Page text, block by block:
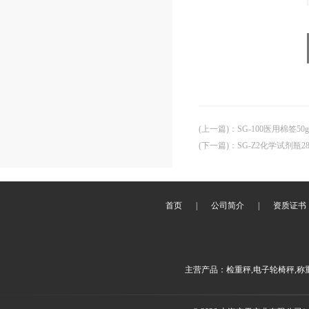
(上一篇) ： SG-100医用棉签
(下一篇) ： SG-Z2化学试剂瓶
首页 公司简介 资质证书
主营产品：检重秤,电子轮椅秤,